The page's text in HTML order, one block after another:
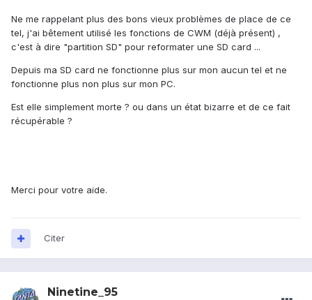
Ne me rappelant plus des bons vieux problèmes de place de ce
tel, j'ai bêtement utilisé les fonctions de CWM (déjà présent) ,
c'est à dire "partition SD" pour reformater une SD card ...
Depuis ma SD card ne fonctionne plus sur mon aucun tel et ne
fonctionne plus non plus sur mon PC.
Est elle simplement morte ? ou dans un état bizarre et de ce fait
récupérable ?
Merci pour votre aide.
Citer
Ninetine_95